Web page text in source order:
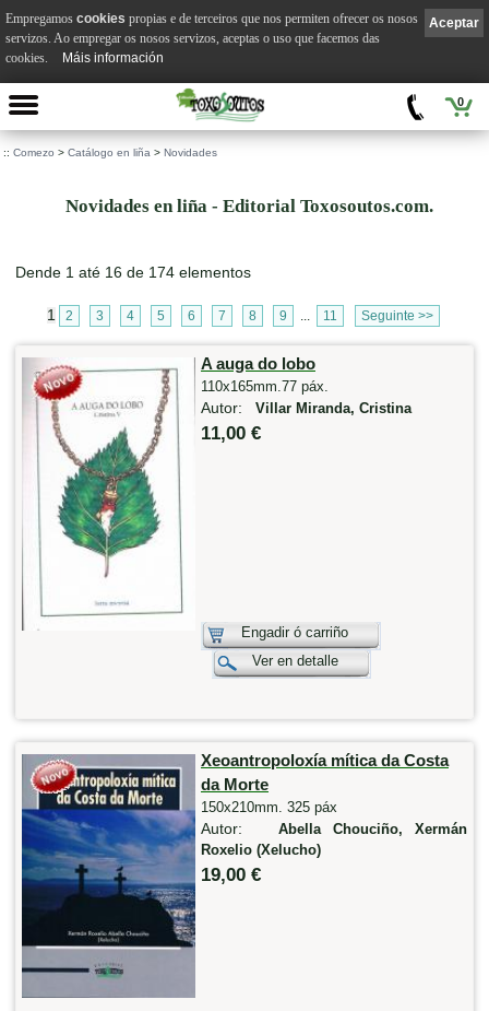
0
:: Comezo > Catálogo en liña > Novidades
Novidades en liña - Editorial Toxosoutos.com.
Dende 1 até 16 de 174 elementos
1 2 3 4 5 6 7 8 9 ... 11 Seguinte >>
A auga do lobo
110x165mm.77 páx.
Autor: Villar Miranda, Cristina
11,00 €
Engadir ó carriño
Ver en detalle
Xeoantropoloxía mítica da Costa
da Morte
150x210mm. 325 páx
Autor: Abella Chouciño, Xermán
Roxelio (Xelucho)
19,00 €
Aceptar
Empregamos cookies propias e de terceiros que nos permiten ofrecer os nosos
servizos. Ao empregar os nosos servizos, aceptas o uso que facemos das
cookies.
Máis información